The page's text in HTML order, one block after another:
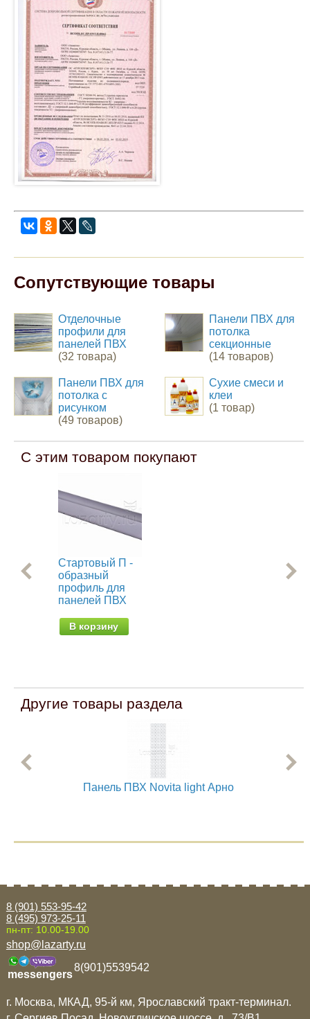
Сопутствующие товары
Отделочные
профили для
панелей ПВХ
(32 товара)
Панели ПВХ для
потолка
секционные
(14 товаров)
Панели ПВХ для
потолка с
рисунком
(49 товаров)
Сухие смеси и
клеи
(1 товар)
С этим товаром покупают
Стартовый П -
образный
профиль для
панелей ПВХ
В корзину
Другие товары раздела
Панель ПВХ Novita light Арно
8 (901) 553-95-42
8 (495) 973-25-11
пн-пт: 10.00-19.00
shop@lazarty.ru
messengers
8(901)5539542
г. Москва, МКАД, 95-й км, Ярославский тракт-терминал.
УАЗ
Дополнительные товары